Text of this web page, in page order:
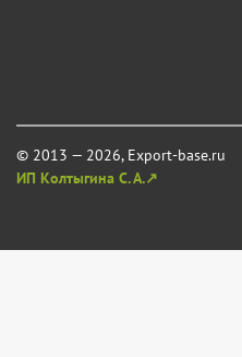
© 2013 — 2026, Export-base.ru
ИП Колтыгина С. А.↗